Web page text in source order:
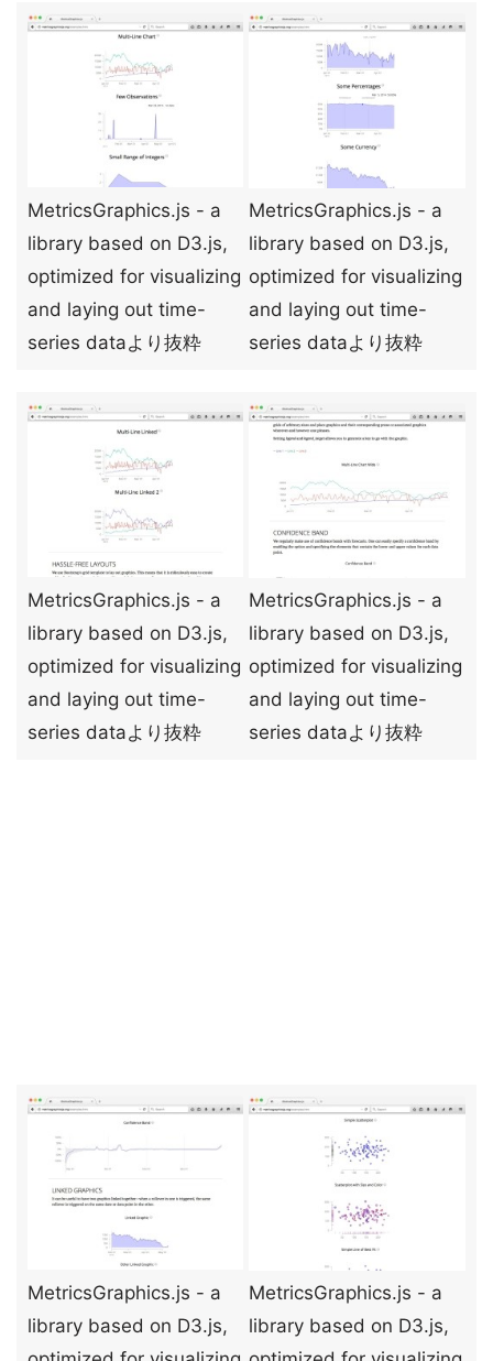
MetricsGraphics.js - a
library based on D3.js,
optimized for visualizing
and laying out time-
series dataより抜粋
MetricsGraphics.js - a
library based on D3.js,
optimized for visualizing
and laying out time-
series dataより抜粋
MetricsGraphics.js - a
library based on D3.js,
optimized for visualizing
and laying out time-
series dataより抜粋
MetricsGraphics.js - a
library based on D3.js,
optimized for visualizing
and laying out time-
series dataより抜粋
MetricsGraphics.js - a
library based on D3.js,
MetricsGraphics.js - a
library based on D3.js,